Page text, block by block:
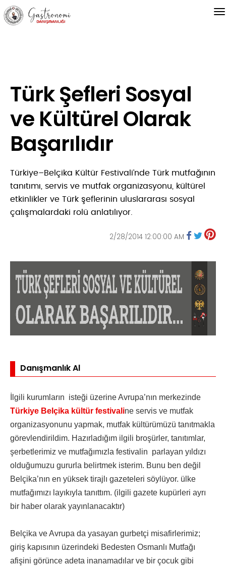
Türk Şefleri Sosyal
ve Kültürel Olarak
Başarılıdır
Türkiye–Belçika Kültür Festivali’nde Türk mutfağının
tanıtımı, servis ve mutfak organizasyonu, kültürel
etkinlikler ve Türk şeflerinin uluslararası sosyal
çalışmalardaki rolü anlatılıyor.
2/28/2014 12:00:00 AM
Danışmanlık Al
İlgili kurumların isteği üzerine Avrupa’nın merkezinde
Türkiye Belçika kültür festivaline servis ve mutfak
organizasyonunu yapmak, mutfak kültürümüzü tanıtmakla
görevlendirildim. Hazırladığım ilgili broşürler, tanıtımlar,
şerbetlerimiz ve mutfağımızla festivalin parlayan yıldızı
olduğumuzu gururla belirtmek isterim. Bunu ben değil
Belçika’nın en yüksek tirajlı gazeteleri söylüyor. ülke
mutfağımızı layıkıyla tanıttım. (ilgili gazete kupürleri ayrı
bir haber olarak yayınlanacaktır)
Belçika ve Avrupa da yasayan gurbetçi misafirlerimiz;
giriş kapısının üzerindeki Bedesten Osmanlı Mutfağı
afişini görünce adeta inanamadılar ve bir çocuk gibi